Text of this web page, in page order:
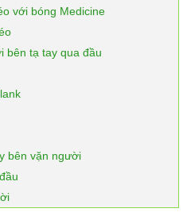
với bóng Medicine
bên tạ tay qua đầu
bên vặn người